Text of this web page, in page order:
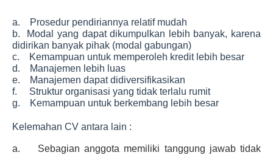
a. Prosedur pendiriannya relatif mudah
b. Modal yang dapat dikumpulkan lebih banyak, karena
didirikan banyak pihak (modal gabungan)
c. Kemampuan untuk memperoleh kredit lebih besar
d. Manajemen lebih luas
e. Manajemen dapat didiversifikasikan
f. Struktur organisasi yang tidak terlalu rumit
g. Kemampuan untuk berkembang lebih besar
Kelemahan CV antara lain :
a. Sebagian anggota memiliki tanggung jawab tidak